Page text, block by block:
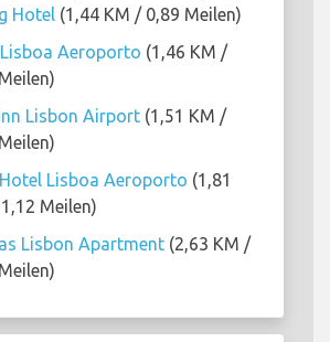
Hotel (1,44 KM / 0,89 Meilen)
Aeroporto (1,46 KM /
Lisbon Airport (1,51 KM /
Lisboa Aeroporto (1,81
Meilen)
Lisbon Apartment (2,63 KM /